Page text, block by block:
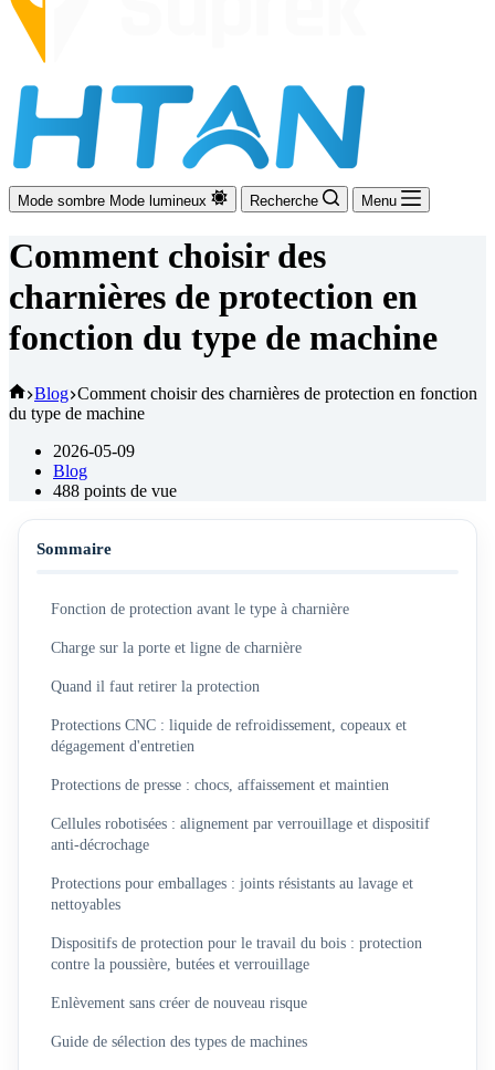
Mode sombre Mode lumineux Recherche Menu
Comment choisir des
charnières de protection en
fonction du type de machine
Accueil
Blog Comment choisir des charnières de protection en fonction
du type de machine
2026-05-09
Blog
488 points de vue
Sommaire
Fonction de protection avant le type à charnière
Charge sur la porte et ligne de charnière
Quand il faut retirer la protection
Protections CNC : liquide de refroidissement, copeaux et
dégagement d'entretien
Protections de presse : chocs, affaissement et maintien
Cellules robotisées : alignement par verrouillage et dispositif
anti-décrochage
Protections pour emballages : joints résistants au lavage et
nettoyables
Dispositifs de protection pour le travail du bois : protection
contre la poussière, butées et verrouillage
Enlèvement sans créer de nouveau risque
Guide de sélection des types de machines